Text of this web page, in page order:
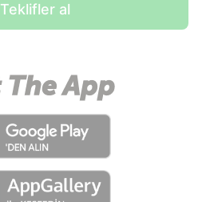
Teklifler al